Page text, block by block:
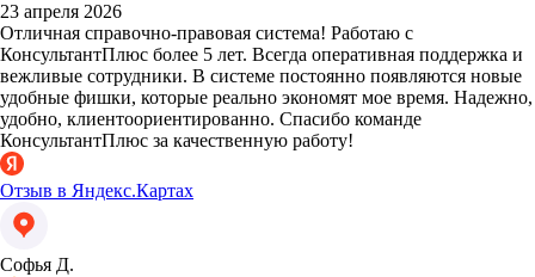
23 апреля 2026
Отличная справочно-правовая система! Работаю с
КонсультантПлюс более 5 лет. Всегда оперативная поддержка и
вежливые сотрудники. В системе постоянно появляются новые
удобные фишки, которые реально экономят мое время. Надежно,
удобно, клиентоориентированно. Спасибо команде
КонсультантПлюс за качественную работу!
Отзыв в Яндекс.Картах
Софья Д.